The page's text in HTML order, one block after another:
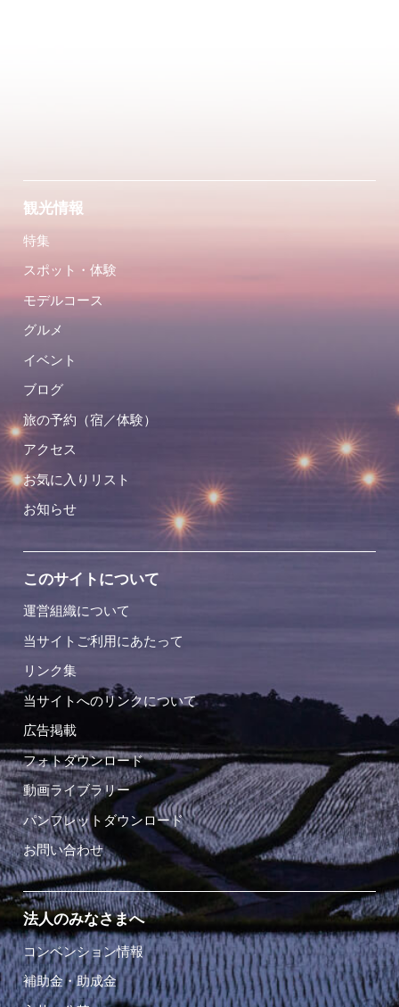
観光情報
特集
スポット・体験
モデルコース
グルメ
イベント
ブログ
旅の予約（宿／体験）
アクセス
お気に入りリスト
お知らせ
このサイトについて
運営組織について
当サイトご利用にあたって
リンク集
当サイトへのリンクについて
広告掲載
フォトダウンロード
動画ライブラリー
パンフレットダウンロード
お問い合わせ
法人のみなさまへ
コンベンション情報
補助金・助成金